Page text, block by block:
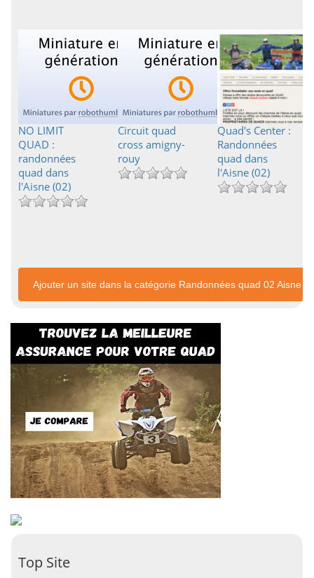
NO LIMIT
QUAD :
randonnées
quad dans
l'Aisne (02)
Circuit quad
cross amigny-
rouy
Quad's Center :
Randonnées
quad dans
l'Aisne (02)
Ajouter un site dans la catégorie Randonnées quad 02 Aisne
Top Site